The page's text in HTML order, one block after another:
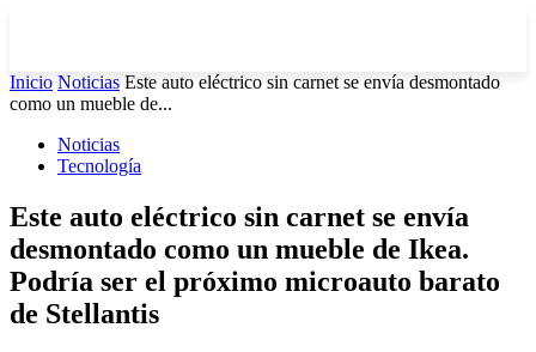
Inicio Noticias Este auto eléctrico sin carnet se envía desmontado
como un mueble de...
Noticias
Tecnología
Este auto eléctrico sin carnet se envía
desmontado como un mueble de Ikea.
Podría ser el próximo microauto barato
de Stellantis